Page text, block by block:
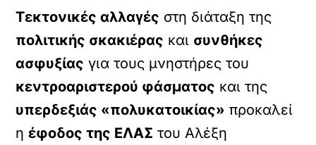
Τεκτονικές αλλαγές στη διάταξη της
πολιτικής σκακιέρας και συνθήκες
ασφυξίας για τους μνηστήρες του
κεντροαριστερού φάσματος και της
υπερδεξιάς «πολυκατοικίας» προκαλεί
ηέφοδος της ΕΛΑΣ του Αλέξη